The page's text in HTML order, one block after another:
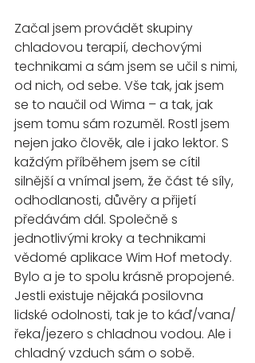
Začal jsem provádět skupiny
chladovou terapií, dechovými
technikami a sám jsem se učil s nimi,
od nich, od sebe. Vše tak, jak jsem
se to naučil od Wima – a tak, jak
jsem tomu sám rozuměl. Rostl jsem
nejen jako člověk, ale i jako lektor. S
každým příběhem jsem se cítil
silnější a vnímal jsem, že část té síly,
odhodlanosti, důvěry a přijetí
předávám dál. Společně s
jednotlivými kroky a technikami
vědomé aplikace Wim Hof metody.
Bylo a je to spolu krásně propojené.
Jestli existuje nějaká posilovna
lidské odolnosti, tak je to káď/vana/
řeka/jezero s chladnou vodou. Ale i
chladný vzduch sám o sobě.